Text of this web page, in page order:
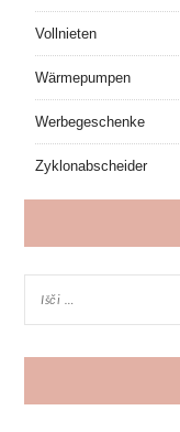
Vollnieten
Wärmepumpen
Werbegeschenke
Zyklonabscheider